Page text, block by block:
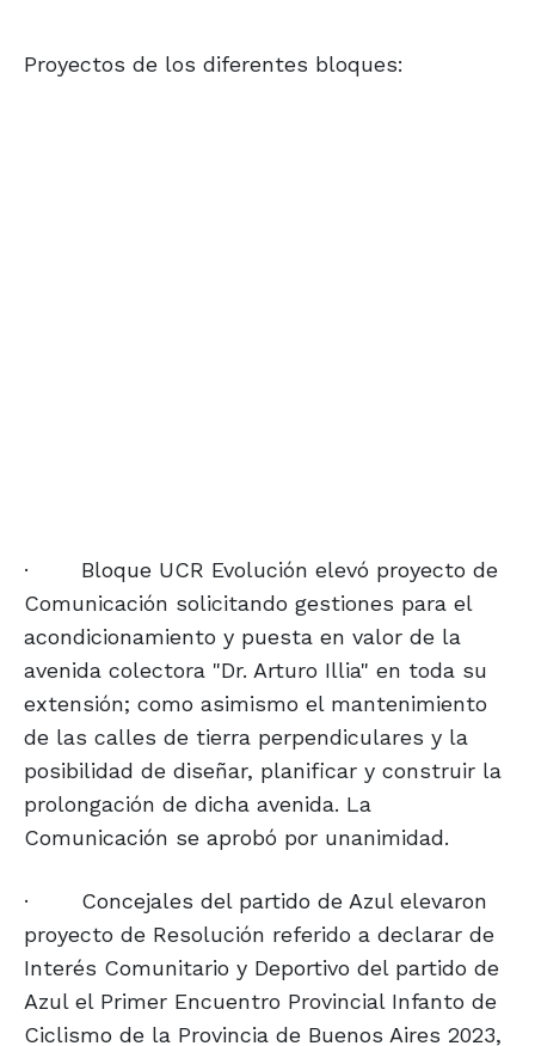
Proyectos de los diferentes bloques:
·
Bloque UCR Evolución elevó proyecto de
Comunicación solicitando gestiones para el
acondicionamiento y puesta en valor de la
avenida colectora "Dr. Arturo Illia" en toda su
extensión; como asimismo el mantenimiento
de las calles de tierra perpendiculares y la
posibilidad de diseñar, planificar y construir la
prolongación de dicha avenida. La
Comunicación se aprobó por unanimidad.
·
Concejales del partido de Azul elevaron
proyecto de Resolución referido a declarar de
Interés Comunitario y Deportivo del partido de
Azul el Primer Encuentro Provincial Infanto de
Ciclismo de la Provincia de Buenos Aires 2023,